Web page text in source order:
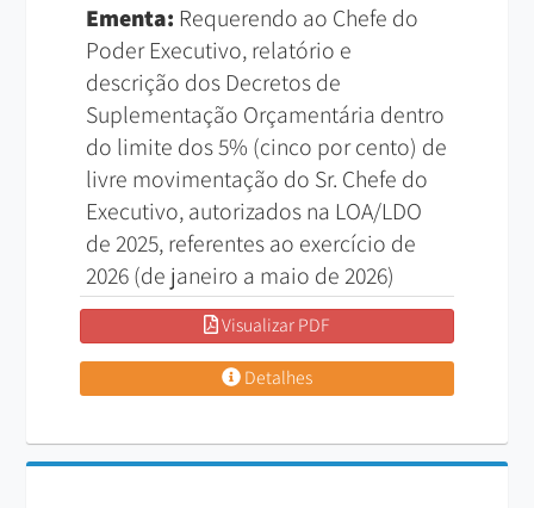
Ementa: Requerendo ao Chefe do
Poder Executivo, relatório e
descrição dos Decretos de
Suplementação Orçamentária dentro
do limite dos 5% (cinco por cento) de
livre movimentação do Sr. Chefe do
Executivo, autorizados na LOA/LDO
de 2025, referentes ao exercício de
2026 (de janeiro a maio de 2026)
Visualizar PDF
Detalhes